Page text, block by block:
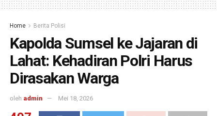
Home Berita Polisi
Kapolda Sumsel ke Jajaran di
Lahat: Kehadiran Polri Harus
Dirasakan Warga
oleh admin Mei 18, 2026